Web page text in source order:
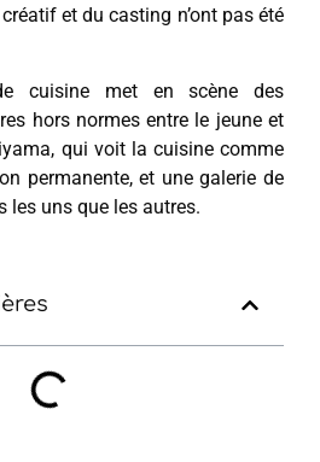
et du casting n’ont pas été
cuisine met en scène des
hors normes entre le jeune et
qui voit la cuisine comme
permanente, et une galerie de
les uns que les autres.